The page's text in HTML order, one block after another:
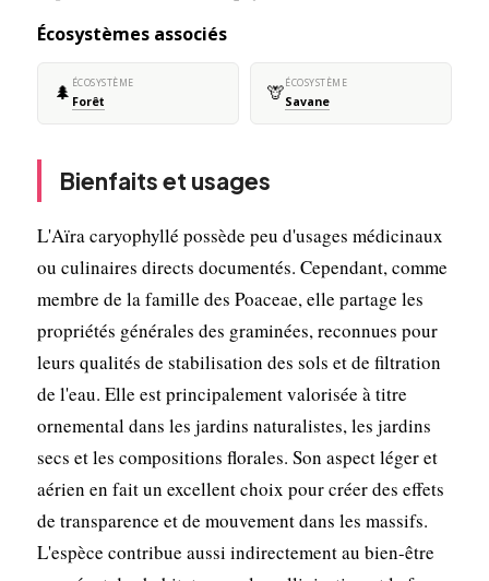
Écosystèmes associés
🌲 ÉCOSYSTÈME
Forêt 🦒ÉCOSYSTÈME
Savane
Bienfaits et usages
L'Aïra caryophyllé possède peu d'usages médicinaux
ou culinaires directs documentés. Cependant, comme
membre de la famille des Poaceae, elle partage les
propriétés générales des graminées, reconnues pour
leurs qualités de stabilisation des sols et de filtration
de l'eau. Elle est principalement valorisée à titre
ornemental dans les jardins naturalistes, les jardins
secs et les compositions florales. Son aspect léger et
aérien en fait un excellent choix pour créer des effets
de transparence et de mouvement dans les massifs.
L'espèce contribue aussi indirectement au bien-être